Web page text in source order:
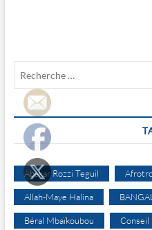
Abakar Rozzi Teguil
Allah-Maye Halina
Béral Mbaïkoubou Conseil